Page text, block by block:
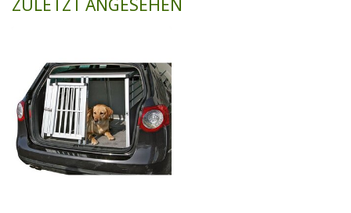
ZULETZT ANGESEHEN